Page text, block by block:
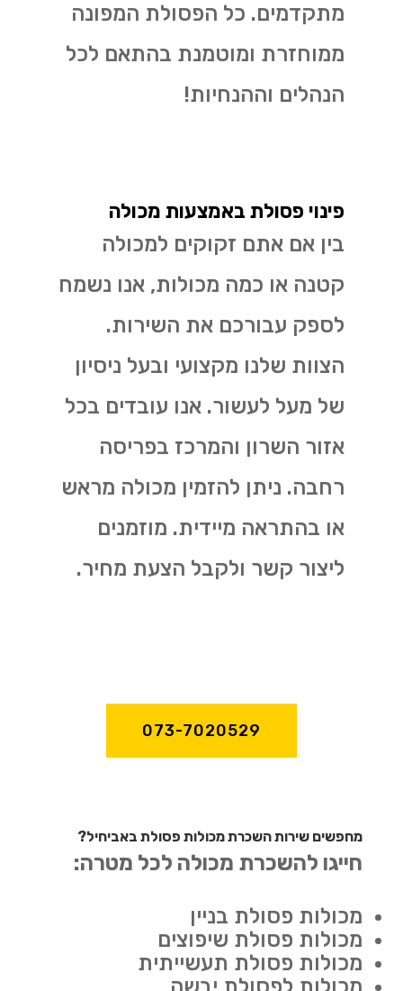
מתקדמים. כל הפסולת המפונה
ממוחזרת ומוטמנת בהתאם לכל
הנהלים וההנחיות!
פינוי פסולת באמצעות מכולה
בין אם אתם זקוקים למכולה
קטנה או כמה מכולות, אנו נשמח
לספק עבורכם את השירות.
הצוות שלנו מקצועי ובעל ניסיון
של מעל לעשור. אנו עובדים בכל
אזור השרון והמרכז בפריסה
רחבה. ניתן להזמין מכולה מראש
או בהתראה מיידית. מוזמנים
ליצור קשר ולקבל הצעת מחיר.
073-7020529
מחפשים שירות השכרת מכולות פסולת באביחיל?
חייגו להשכרת מכולה לכל מטרה:
מכולות פסולת בניין
מכולות פסולת שיפוצים
מכולות פסולת תעשייתית